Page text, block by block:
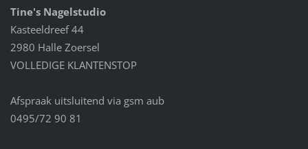
Tine's Nagelstudio
Kasteeldreef 44
2980 Halle Zoersel
VOLLEDIGE KLANTENSTOP
Afspraak uitsluitend via gsm aub
0495/72 90 81